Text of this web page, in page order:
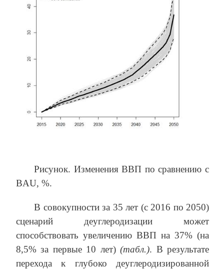
Рисунок. Изменения ВВП по сравнению с
BAU, %.
В совокупности за 35 лет (с 2016 по 2050)
сценарий деуглеродизации может
способствовать увеличению ВВП на 37% (на
8,5% за первые 10 лет)(табл.). В результате
перехода к глубоко деуглеродизированной